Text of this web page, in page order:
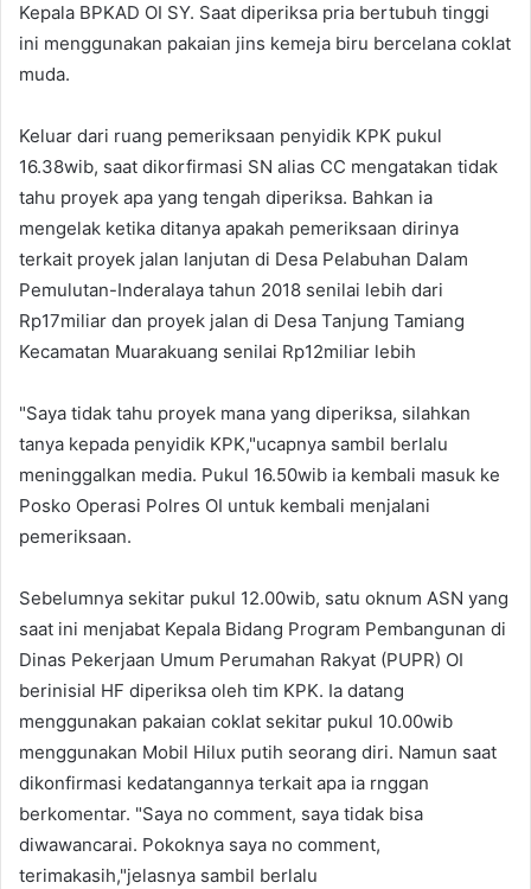
Kepala BPKAD OI SY. Saat diperiksa pria bertubuh tinggi
ini menggunakan pakaian jins kemeja biru bercelana coklat
muda.
Keluar dari ruang pemeriksaan penyidik KPK pukul
16.38wib, saat dikorfirmasi SN alias CC mengatakan tidak
tahu proyek apa yang tengah diperiksa. Bahkan ia
mengelak ketika ditanya apakah pemeriksaan dirinya
terkait proyek jalan lanjutan di Desa Pelabuhan Dalam
Pemulutan-Inderalaya tahun 2018 senilai lebih dari
Rp17miliar dan proyek jalan di Desa Tanjung Tamiang
Kecamatan Muarakuang senilai Rp12miliar lebih
"Saya tidak tahu proyek mana yang diperiksa, silahkan
tanya kepada penyidik KPK,"ucapnya sambil berlalu
meninggalkan media. Pukul 16.50wib ia kembali masuk ke
Posko Operasi Polres OI untuk kembali menjalani
pemeriksaan.
Sebelumnya sekitar pukul 12.00wib, satu oknum ASN yang
saat ini menjabat Kepala Bidang Program Pembangunan di
Dinas Pekerjaan Umum Perumahan Rakyat (PUPR) OI
berinisial HF diperiksa oleh tim KPK. Ia datang
menggunakan pakaian coklat sekitar pukul 10.00wib
menggunakan Mobil Hilux putih seorang diri. Namun saat
dikonfirmasi kedatangannya terkait apa ia rnggan
berkomentar. "Saya no comment, saya tidak bisa
diwawancarai. Pokoknya saya no comment,
terimakasih,"jelasnya sambil berlalu